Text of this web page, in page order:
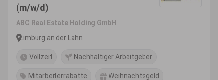
(m/w/d)
ABC Real Estate Holding GmbH
Limburg an der Lahn
Vollzeit Nachhaltiger Arbeitgeber
Mitarbeiterrabatte Weihnachtsgeld